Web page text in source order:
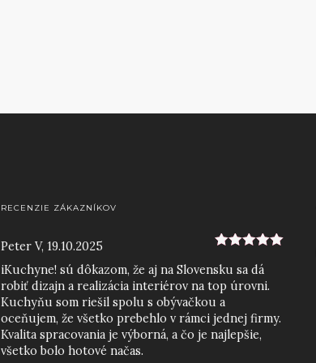
RECENZIE ZÁKAZNÍKOV
Peter V, 19.10.2025
iKuchyne! sú dôkazom, že aj na Slovensku sa dá
robiť dizajn a realizácia interiérov na top úrovni.
Kuchyňu som riešil spolu s obývačkou a
oceňujem, že všetko prebehlo v rámci jednej firmy.
Kvalita spracovania je výborná, a čo je najlepšie,
všetko bolo hotové načas.